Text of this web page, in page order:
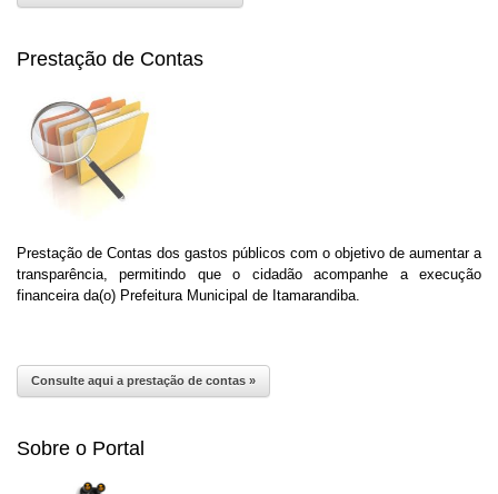
Prestação de Contas
Prestação de Contas dos gastos públicos com o objetivo de aumentar a
transparência, permitindo que o cidadão acompanhe a execução
financeira da(o) Prefeitura Municipal de Itamarandiba.
Consulte aqui a prestação de contas »
Sobre o Portal